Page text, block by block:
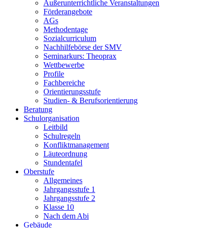
Außerunterrichtliche Veranstaltungen
Förderangebote
AGs
Methodentage
Sozialcurriculum
Nachhilfebörse der SMV
Seminarkurs: Theoprax
Wettbewerbe
Profile
Fachbereiche
Orientierungsstufe
Studien- & Berufsorientierung
Beratung
Schulorganisation
Leitbild
Schulregeln
Konfliktmanagement
Läuteordnung
Stundentafel
Oberstufe
Allgemeines
Jahrgangsstufe 1
Jahrgangsstufe 2
Klasse 10
Nach dem Abi
Gebäude